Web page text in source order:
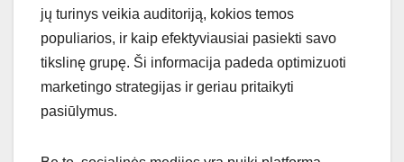
jų turinys veikia auditoriją, kokios temos
populiarios, ir kaip efektyviausiai pasiekti savo
tikslinę grupę. Ši informacija padeda optimizuoti
marketingo strategijas ir geriau pritaikyti
pasiūlymus.